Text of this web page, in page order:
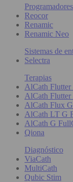
Reocor
Renamic
Renamic Neo
Sistemas de
Selectra
Terapias
AlCath
AlCath
AlCath Flux
AlCath LT G
AlCath G
Qiona
Diagnóstico
ViaCath
MultiCath
Qubic Stim